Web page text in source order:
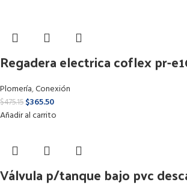
Regadera electrica coflex pr-
Plomería,Conexión
$475.15 $365.50
Añadir al carrito
Válvula p/tanque bajo pvc